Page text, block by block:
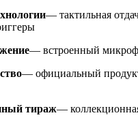
— тактильная
— встроенный
— официальный
тираж—